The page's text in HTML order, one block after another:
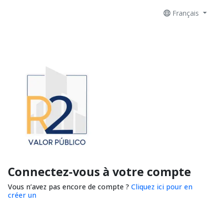
Français
Connectez-vous à votre compte
Vous n’avez pas encore de compte ? Cliquez ici pour en
créer un